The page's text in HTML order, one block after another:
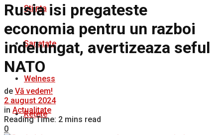
Stiinta
Sanatate
Welness
Rețete
Rusia isi pregateste
economia pentru un razboi
indelungat, avertizeaza seful
NATO
de Vă vedem!
2 august 2024
in Actualitate
Reading Time: 2 mins read
0